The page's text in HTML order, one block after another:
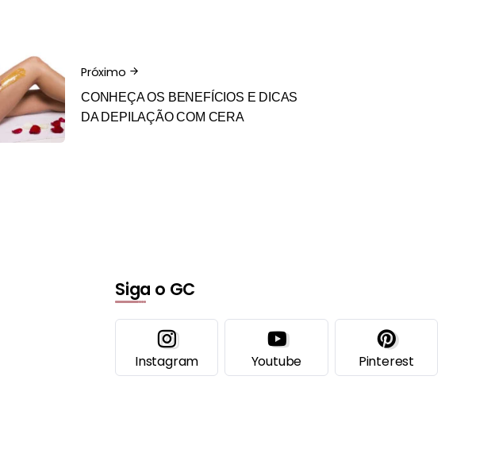
Próximo
CONHEÇA OS BENEFÍCIOS E DICAS
DA DEPILAÇÃO COM CERA
Siga o GC
Instagram Youtube Pinterest